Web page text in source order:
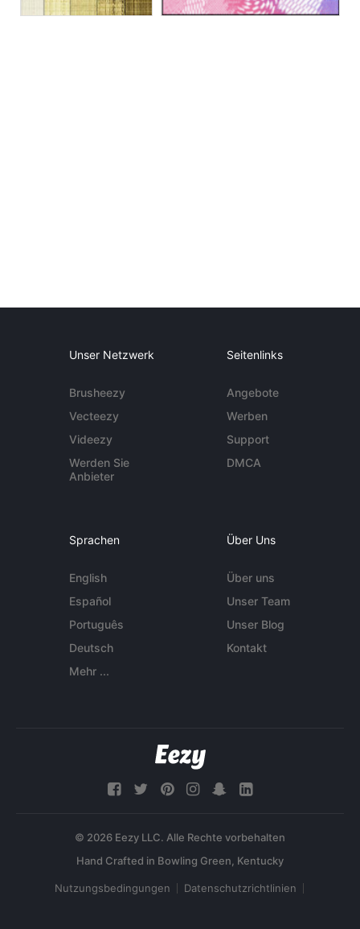
Unser Netzwerk
Brusheezy
Vecteezy
Videezy
Werden Sie
Anbieter
Seitenlinks
Angebote
Werben
Support
DMCA
Sprachen
English
Español
Português
Deutsch
Mehr ...
Über Uns
Über uns
Unser Team
Unser Blog
Kontakt
© 2026 Eezy LLC. Alle Rechte vorbehalten
Nutzungsbedingungen Datenschutzrichtlinien